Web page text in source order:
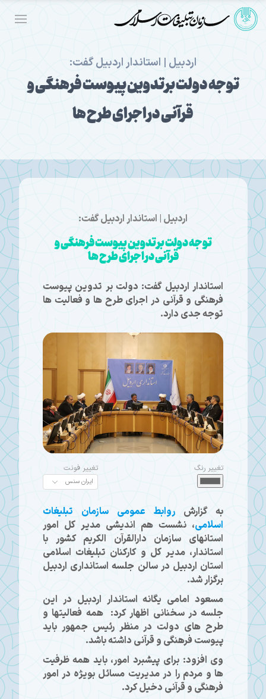
اردبیل | استاندار اردبیل گفت:
توجه دولت بر تدوین پیوست فرهنگی و
قرآنی در اجرای طرح ها
اردبیل | استاندار اردبیل گفت:
توجه دولت بر تدوین پیوست فرهنگی و
قرآنی در اجرای طرح ها
استاندار اردبیل گفت: دولت بر تدوین پیوست
فرهنگی و قرآنی در اجرای طرح ها و فعالیت ها
توجه جدی دارد.
تغییر رنگ تغییر فونت
به گزارش روابط عمومی سازمان تبلیغات
اسلامی، نشست هم اندیشی مدیر کل امور
استانهای سازمان دارالقرآن الکریم کشور با
استاندار، مدیر کل و کارکنان تبلیغات اسلامی
استان اردبیل در سالن جلسه استانداری اردبیل
برگزار شد.
مسعود امامی یگانه استاندار اردبیل در این
جلسه در سخنانی اظهار کرد: همه فعالیتها و
طرح های دولت در منظر رئیس جمهور باید
پیوست فرهنگی و قرآنی داشته باشد.
وی افزود: برای پیشبرد امور، باید همه ظرفیت
ها و مردم را در مدیریت مسائل بویژه در امور
فرهنگی و قرآنی دخیل کرد.